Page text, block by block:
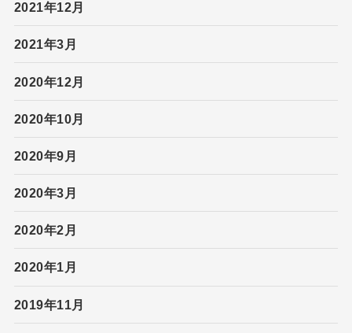
2021年12月
2021年3月
2020年12月
2020年10月
2020年9月
2020年3月
2020年2月
2020年1月
2019年11月